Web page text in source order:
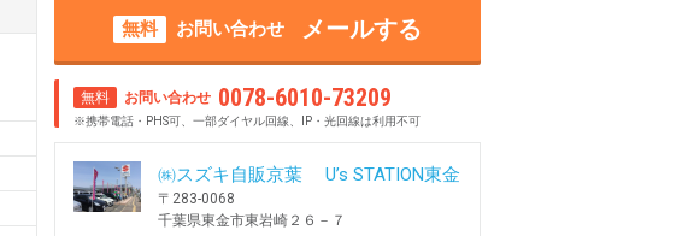
無料 お問い合わせ メールする
無料 お問い合わせ 0078-6010-73209
※携帯電話・PHS可、一部ダイヤル回線、IP・光回線は利用不可
㈱スズキ自販京葉 U’s STATION東金
〒283-0068
千葉県東金市東岩崎２６－７